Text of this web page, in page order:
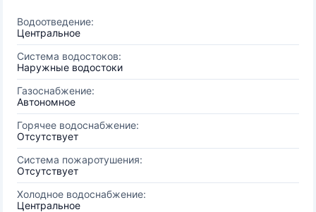
Водоотведение:
Центральное
Система водостоков:
Наружные водостоки
Газоснабжение:
Автономное
Горячее водоснабжение:
Отсутствует
Система пожаротушения:
Отсутствует
Холодное водоснабжение:
Центральное